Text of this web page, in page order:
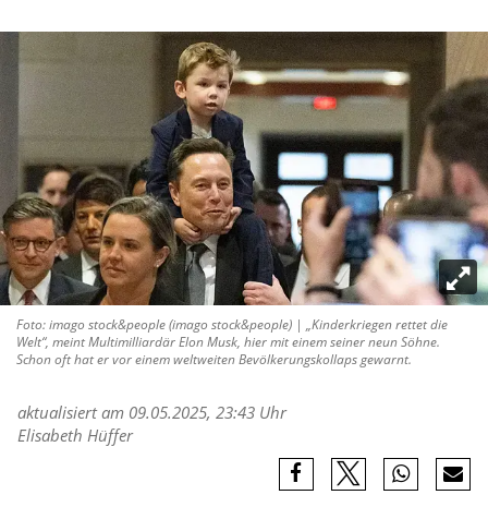
Foto: imago stock&people (imago stock&people) | „Kinderkriegen rettet die
Welt“, meint Multimilliardär Elon Musk, hier mit einem seiner neun Söhne.
Schon oft hat er vor einem weltweiten Bevölkerungskollaps gewarnt.
aktualisiert am 09.05.2025, 23:43 Uhr
Elisabeth Hüffer